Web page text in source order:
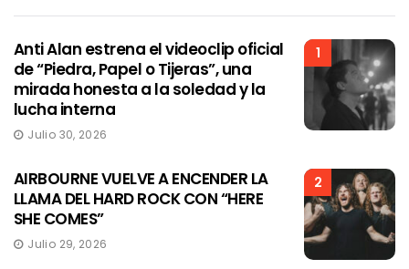
1
Anti Alan estrena el videoclip oficial
de “Piedra, Papel o Tijeras”, una
mirada honesta a la soledad y la
lucha interna
Julio 30, 2026
2
AIRBOURNE VUELVE A ENCENDER LA
LLAMA DEL HARD ROCK CON “HERE
SHE COMES”
Julio 29, 2026